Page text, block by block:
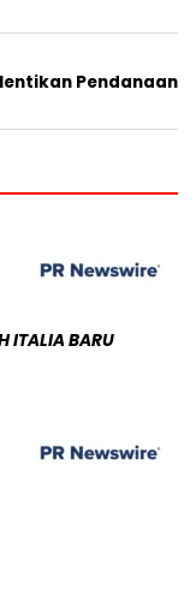
Pendanaan
ITALIA BARU